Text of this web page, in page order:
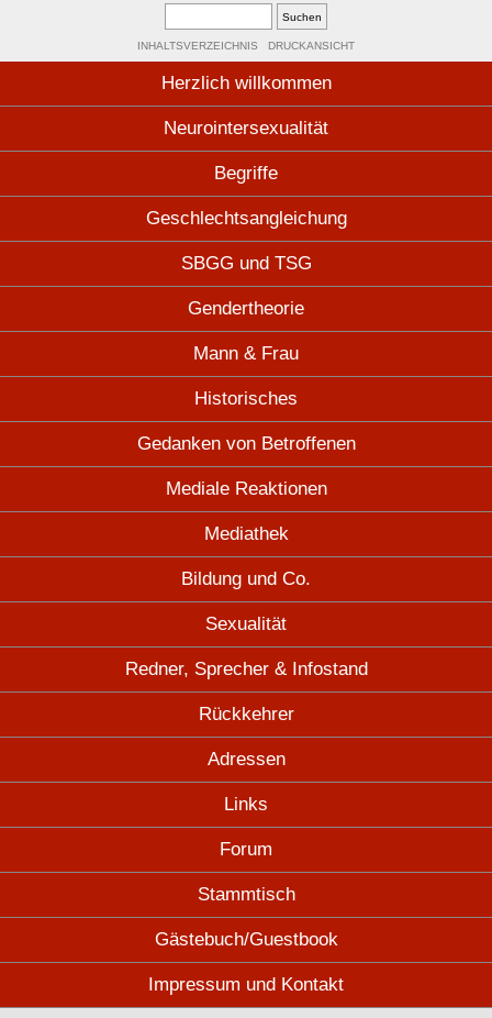
INHALTSVERZEICHNIS DRUCKANSICHT
Herzlich willkommen
Neurointersexualität
Begriffe
Geschlechtsangleichung
SBGG und TSG
Gendertheorie
Mann & Frau
Historisches
Gedanken von Betroffenen
Mediale Reaktionen
Mediathek
Bildung und Co.
Sexualität
Redner, Sprecher & Infostand
Rückkehrer
Adressen
Links
Forum
Stammtisch
Gästebuch/Guestbook
Impressum und Kontakt